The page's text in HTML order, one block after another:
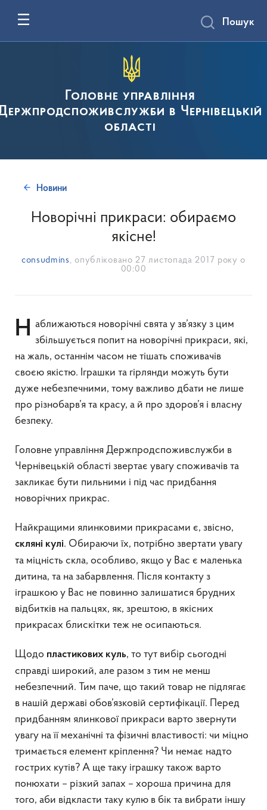
Головне управління
в Чернівецькій
області
Пошук
Новини
Новорічні прикраси: обираємо
якісне!
consudmins , опубліковано 27 листопада 2017 року о
00:00
Наближаються новорічні свята у зв’язку з цим збільшується попит на новорічні прикраси, які,
на жаль, останнім часом не тішать споживачів
своєю якістю. Іграшки та гірлянди можуть бути
дуже небезпечними, тому важливо дбати не лише
про різнобарв’я та красу, а й про здоров’я і власну
безпеку.
Головне управління Держпродспоживслужби в
Чернівецькій області звертає увагу споживачів та
закликає бути пильними і під час придбання
новорічних прикрас.
Найкращими ялинковими прикрасами є, звісно,
скляні кулі. Обираючи їх, потрібно звертати увагу
та міцність скла, особливо, якщо у Вас є маленька
дитина, та на забарвлення. Після контакту з
іграшкою у Вас не повинно залишатися брудних
відбитків на пальцях, як, зрештою, в якісних
прикрасах блискітки теж не осипаються.
Щодо пластикових куль, то тут вибір сьогодні
справді широкий, але разом з тим не менш
небезпечний. Тим паче, що такий товар не підлягає
в нашій державі обов’язковій сертифікації. Перед
придбанням ялинкової прикраси варто звернути
увагу на її механічні та фізичні властивості: чи міцно
тримається елемент кріплення? Чи немає надто
гострих кутів? А ще таку іграшку також варто
понюхати – різкий запах – хороша причина для
того, аби відкласти таку кулю в бік та вибрати іншу